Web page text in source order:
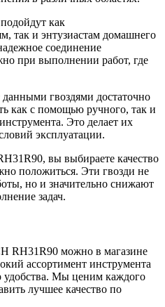
как
так и энтузиастам домашнего
соединение
при выполнении работ, где
гвоздями достаточно
как с помощью ручного, так и
Это делает их
эксплуатации.
вы выбираете качество
положиться. Эти гвозди не
но и значительно снижают
задач.
RH31R90 можно в магазине
ассортимент инструмента
Мы ценим каждого
лучшее качество по